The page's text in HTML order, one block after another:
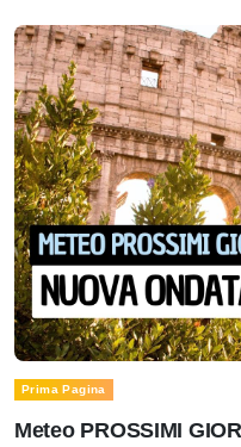
Prima Pagina
Meteo PROSSIMI